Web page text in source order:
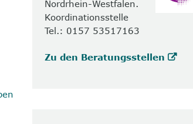
Nordrhein-Westfalen.
Koordinationsstelle
Tel.: 0157 53517163
Zu den Beratungsstellen